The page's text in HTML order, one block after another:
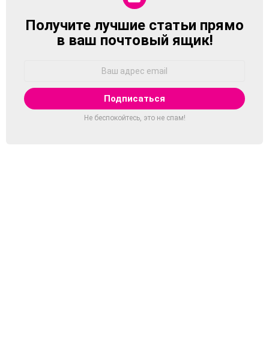
NEWSLETTER
Получите лучшие статьи прямо
в ваш почтовый ящик!
Не беспокойтесь, это не спам!